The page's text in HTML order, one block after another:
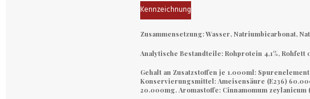
Kennzeichnung
Zusammensetzung: Wasser, Natriumbicarbonat,
Analytische Bestandteile: Rohprotein 4,1%, Rohfett
Gehalt an Zusatzstoffen je 1.000ml:
Konservierungsmittel: Ameisensäure (E236)
20.000mg. Aromastoffe: Cinnamomum zeylanicum